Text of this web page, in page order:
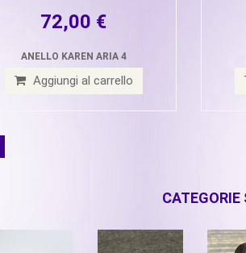
72,00 €
ANELLO KAREN ARIA 4
Aggiungi al carrello